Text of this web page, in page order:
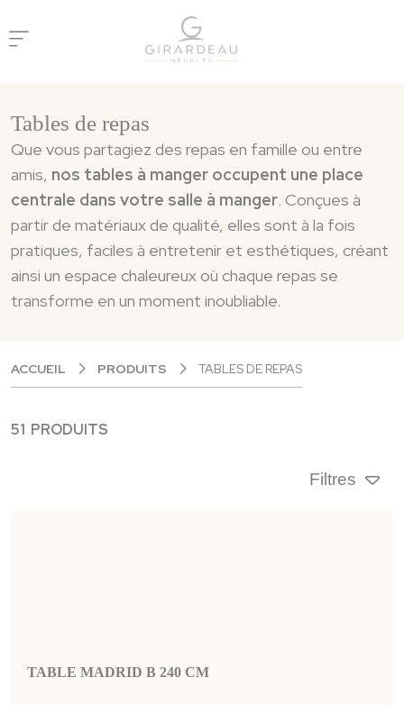
Tables de repas
Que vous partagiez des repas en famille ou entre
amis, nos tables à manger occupent une place
centrale dans votre salle à manger. Conçues à
partir de matériaux de qualité, elles sont à la fois
pratiques, faciles à entretenir et esthétiques, créant
ainsi un espace chaleureux où chaque repas se
transforme en un moment inoubliable.
ACCUEIL PRODUITS TABLES DE REPAS
51 PRODUITS
TABLE MADRID B 240 CM
Filtres